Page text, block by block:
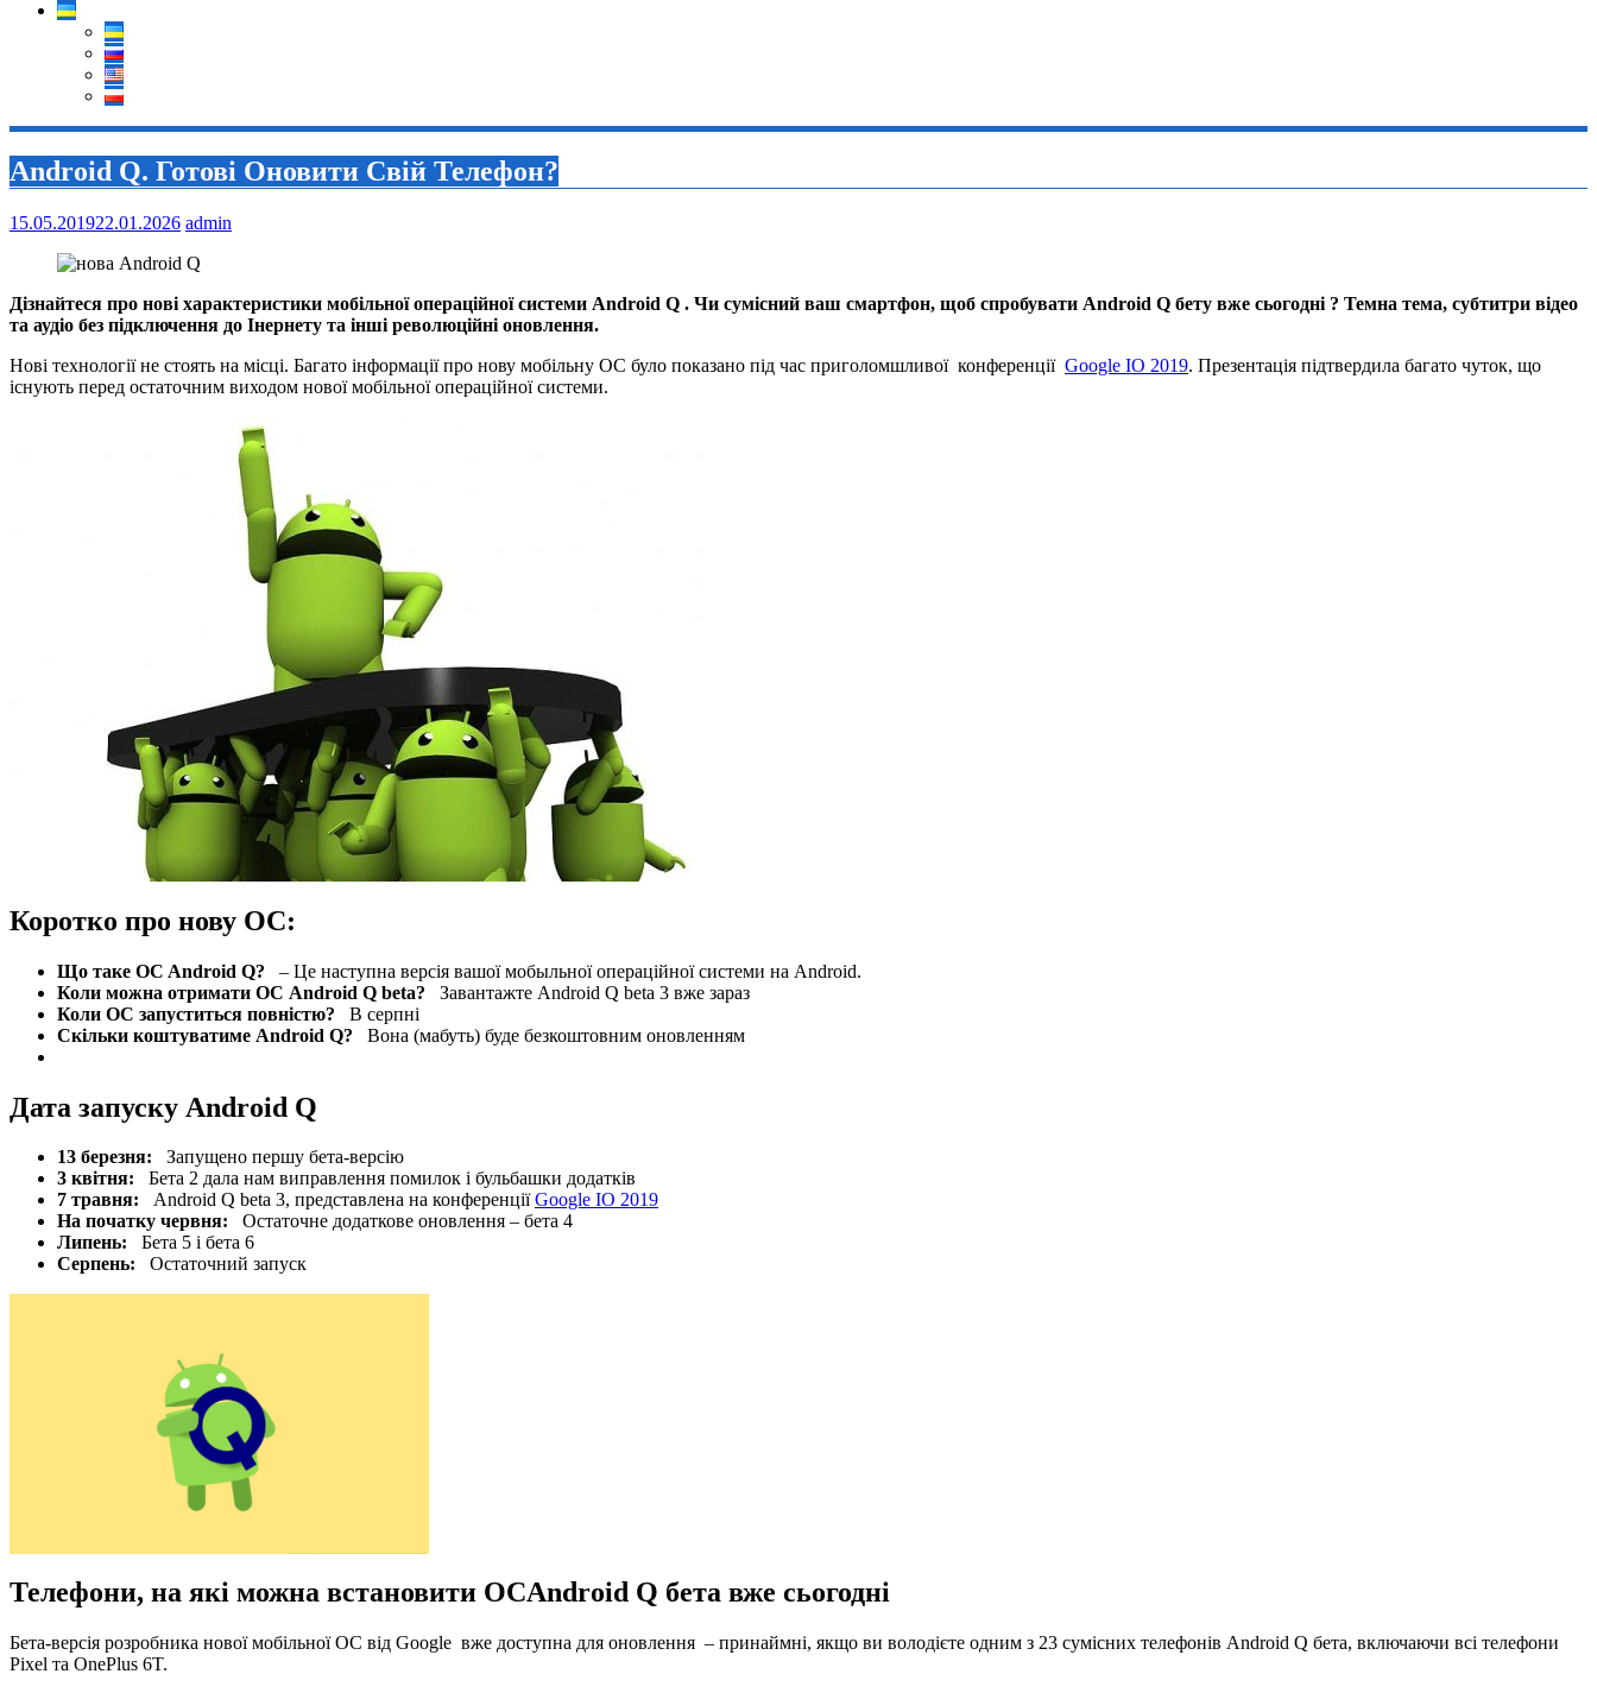
Android Q. Готові Оновити Свій Телефон?
15.05.201922.01.2026 admin
Дізнайтеся про нові характеристики мобільної операційної системи Android Q . Чи сумісний ваш смартфон, щоб спробувати Android Q бету вже сьогодні ? Темна тема, субтитри відео
та аудіо без підключення до Інернету та інші революційні оновлення.
Нові технології не стоять на місці. Багато інформації про нову мобільну ОС було показано під час приголомшливої конференції Google IO 2019. Презентація підтвердила багато чуток, що
існують перед остаточним виходом нової мобільної операційної системи.
Коротко про нову ОС:
Що таке OC Android Q? – Це наступна версія вашої мобыльної операційної системи на Android.
Коли можна отримати ОС Android Q beta? Завантажте Android Q beta 3 вже зараз
Коли ОС запуститься повністю? В серпні
Скільки коштуватиме Android Q? Вона (мабуть) буде безкоштовним оновленням
Дата запуску Android Q
13 березня: Запущено першу бета-версію
3 квітня: Бета 2 дала нам виправлення помилок і бульбашки додатків
7 травня: Android Q beta 3, представлена на конференціїGoogle IO 2019
На початку червня: Остаточне додаткове оновлення – бета 4
Липень: Бета 5 і бета 6
Серпень: Остаточний запуск
Телефони, на які можна встановити ОСAndroid Q бета вже сьогодні
Бета-версія розробника нової мобільної ОС від Google вже доступна для оновлення – принаймні, якщо ви володієте одним з 23 сумісних телефонів Android Q бета, включаючи всі телефони
Pixel та OnePlus 6T.